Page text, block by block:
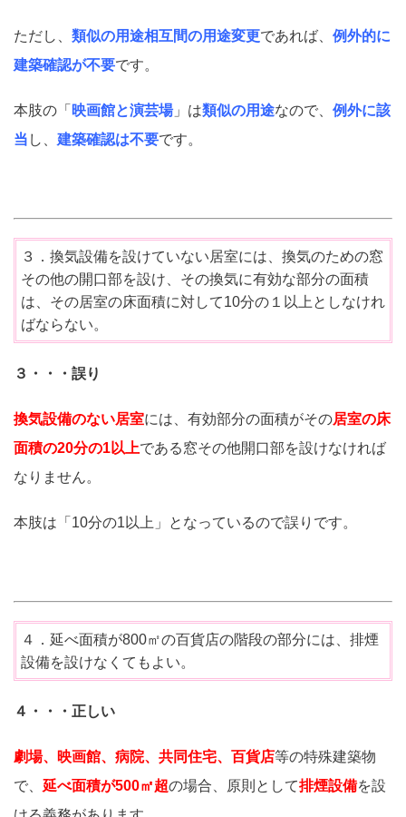
ただし、 類似の用途相互間の用途変更であれば、 例外的に
建築確認が不要です。
本肢の「 映画館と演芸場」は類似の用途なので、 例外に該
当 し、 建築確認は不要です。
３．換気設備を設けていない居室には、換気のための窓
その他の開口部を設け、その換気に有効な部分の面積
は、その居室の床面積に対して10分の１以上としなけれ
ばならない。
３・・・誤り
換気設備のない居室には、有効部分の面積がその居室の床
面積の20分の1以上である窓その他開口部を設けなければ
なりません。
本肢は「10分の1以上」となっているので誤りです。
４．延べ面積が800㎡の百貨店の階段の部分には、排煙
設備を設けなくてもよい。
４・・・正しい
劇場、映画館、病院、共同住宅、百貨店等の特殊建築物
で、 延べ面積が500㎡超の場合、原則として排煙設備を設